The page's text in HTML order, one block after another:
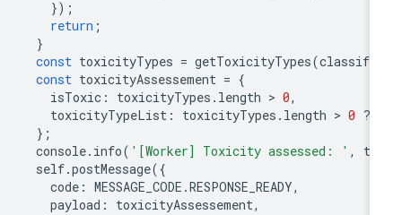
return
const toxicityTypes = getToxicityTypes(
const toxicityAssessement
isToxic: toxicityTypes.length >
toxicityTypeList: toxicityTypes.length >
console.info('[Worker] Toxicity assessed: '
self.postMessage
code: MESSAGE_CODE.RESPONSE_READY
payload: toxicityAssessement